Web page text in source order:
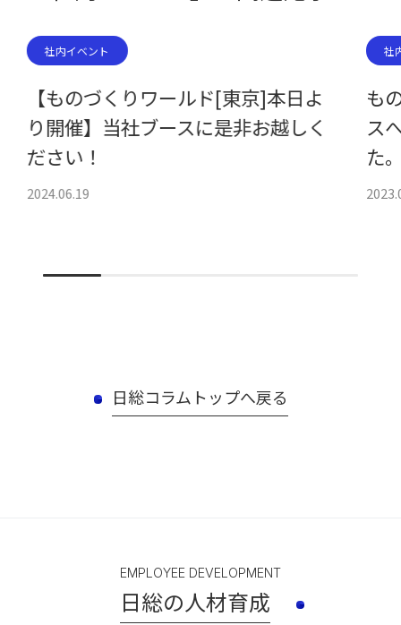
社内イベント
【ものづくりワールド[東京]本日よ
り開催】当社ブースに是非お越しく
ださい！
2024.06.19
社
も
ス
た
日総コラムトップへ戻る
EMPLOYEE DEVELOPMENT
日総の人材育成